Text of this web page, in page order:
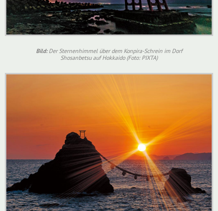
Bild:Der Sternenhimmel über dem Konpira-Schrein im Dorf
Shosanbetsu auf Hokkaido (Foto: PIXTA)